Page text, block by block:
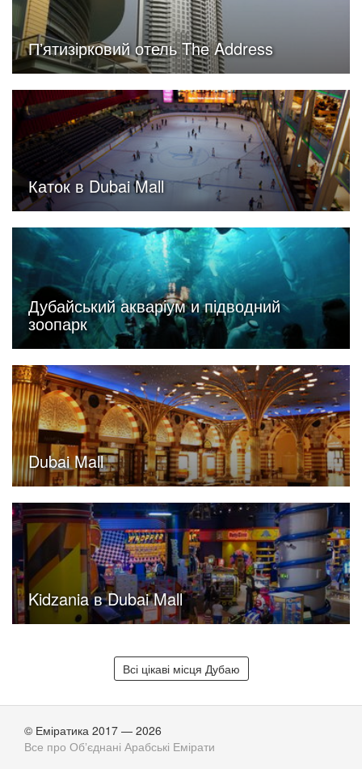
Пʼятизірковий отель The Address
Каток в Dubai Mall
Дубайський акваріум и підводний
зоопарк
Dubai Mall
Kidzania в Dubai Mall
Всі цікаві місця Дубаю
© Еміратика 2017 — 2026
Все про Обʼєднані Арабські Емірати